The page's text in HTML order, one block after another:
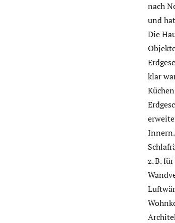
nach
und
Die
klar
Innern.
z. B.